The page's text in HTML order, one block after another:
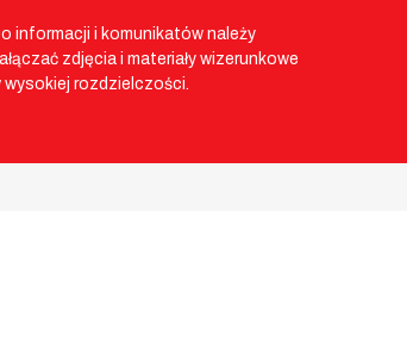
informacji i komunikatów należy
zdjęcia i materiały wizerunkowe
wysokiej rozdzielczości.